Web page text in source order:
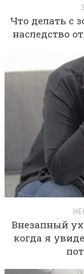
Что делать с
наследство
Внезапный
когда я